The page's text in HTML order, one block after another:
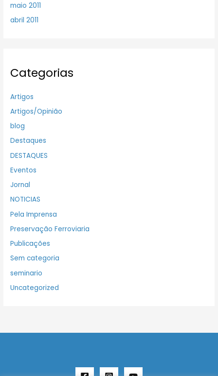
maio 2011
abril 2011
Categorias
Artigos
Artigos/Opinião
blog
Destaques
DESTAQUES
Eventos
Jornal
NOTICIAS
Pela Imprensa
Preservação Ferroviaria
Publicações
Sem categoria
seminario
Uncategorized